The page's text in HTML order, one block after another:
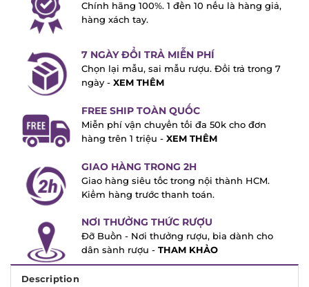
Chính hãng 100%. 1 đền 10 nếu là hàng
giả, hàng xách tay.
7 NGÀY ĐỔI TRẢ MIỄN PHÍ
Chọn lại mẫu, sai mẫu rượu. Đổi trả trong
7 ngày -XEM THÊM
FREE SHIP TOÀN QUỐC
Miễn phí vận chuyển tối đa 50k cho đơn
hàng trên 1 triệu -
XEM THÊM
GIAO HÀNG TRONG 2H
Giao hàng siêu tốc trong nội thành HCM.
Kiểm hàng trước thanh toán.
NƠI THƯỞNG THỨC RƯỢU
Đỡ Buồn - Nơi thưởng rượu, bia dành cho
dân sành rượu -
THAM KHẢO
Description